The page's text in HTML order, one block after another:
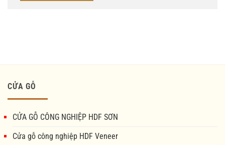
CỬA GỖ
CỬA GỖ CÔNG NGHIỆP HDF SƠN
Cửa gỗ công nghiệp HDF Veneer